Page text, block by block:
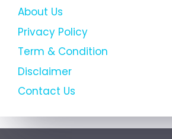
About Us
Privacy Policy
Term & Condition
Disclaimer
Contact Us